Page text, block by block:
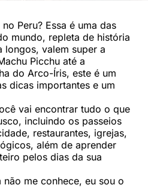
no Peru? Essa é uma das
mundo, repleta de história
longos, valem super a
Picchu até a
do Arco-Íris, este é um
dicas importantes e um
vai encontrar tudo o que
incluindo os passeios
restaurantes, igrejas,
além de aprender
pelos dias da sua
me conhece, eu sou o